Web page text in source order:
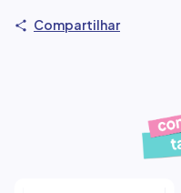
Compartilhar